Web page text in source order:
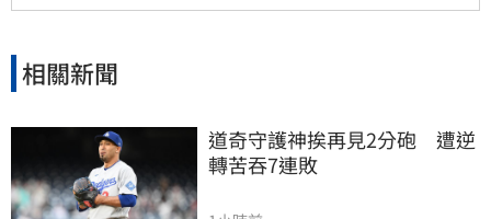
相關新聞
道奇守護神挨再見2分砲　遭逆
轉苦吞7連敗